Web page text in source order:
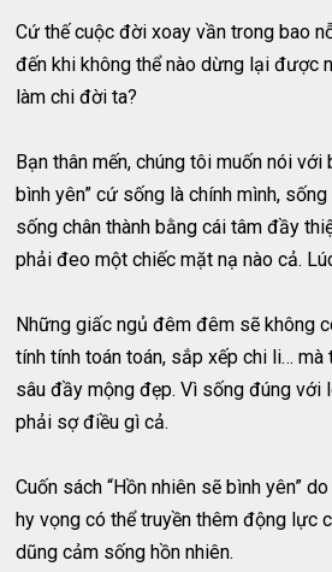
Cứ thế cuộc đời xoay vần trong bao
đến khi không thể nào dừng lại được
làm chi đời ta?
Bạn thân mến, chúng tôi muốn nói với
bình yên” cứ sống là chính mình,
sống chân thành bằng cái tâm đầy
phải đeo một chiếc mặt nạ nào cả.
Những giấc ngủ đêm đêm sẽ không
tính tính toán toán, sắp xếp chi li…
sâu đầy mộng đẹp. Vì sống đúng với
phải sợ điều gì cả.
Cuốn sách “Hồn nhiên sẽ bình yên”
hy vọng có thể truyền thêm động lực
dũng cảm sống hồn nhiên.